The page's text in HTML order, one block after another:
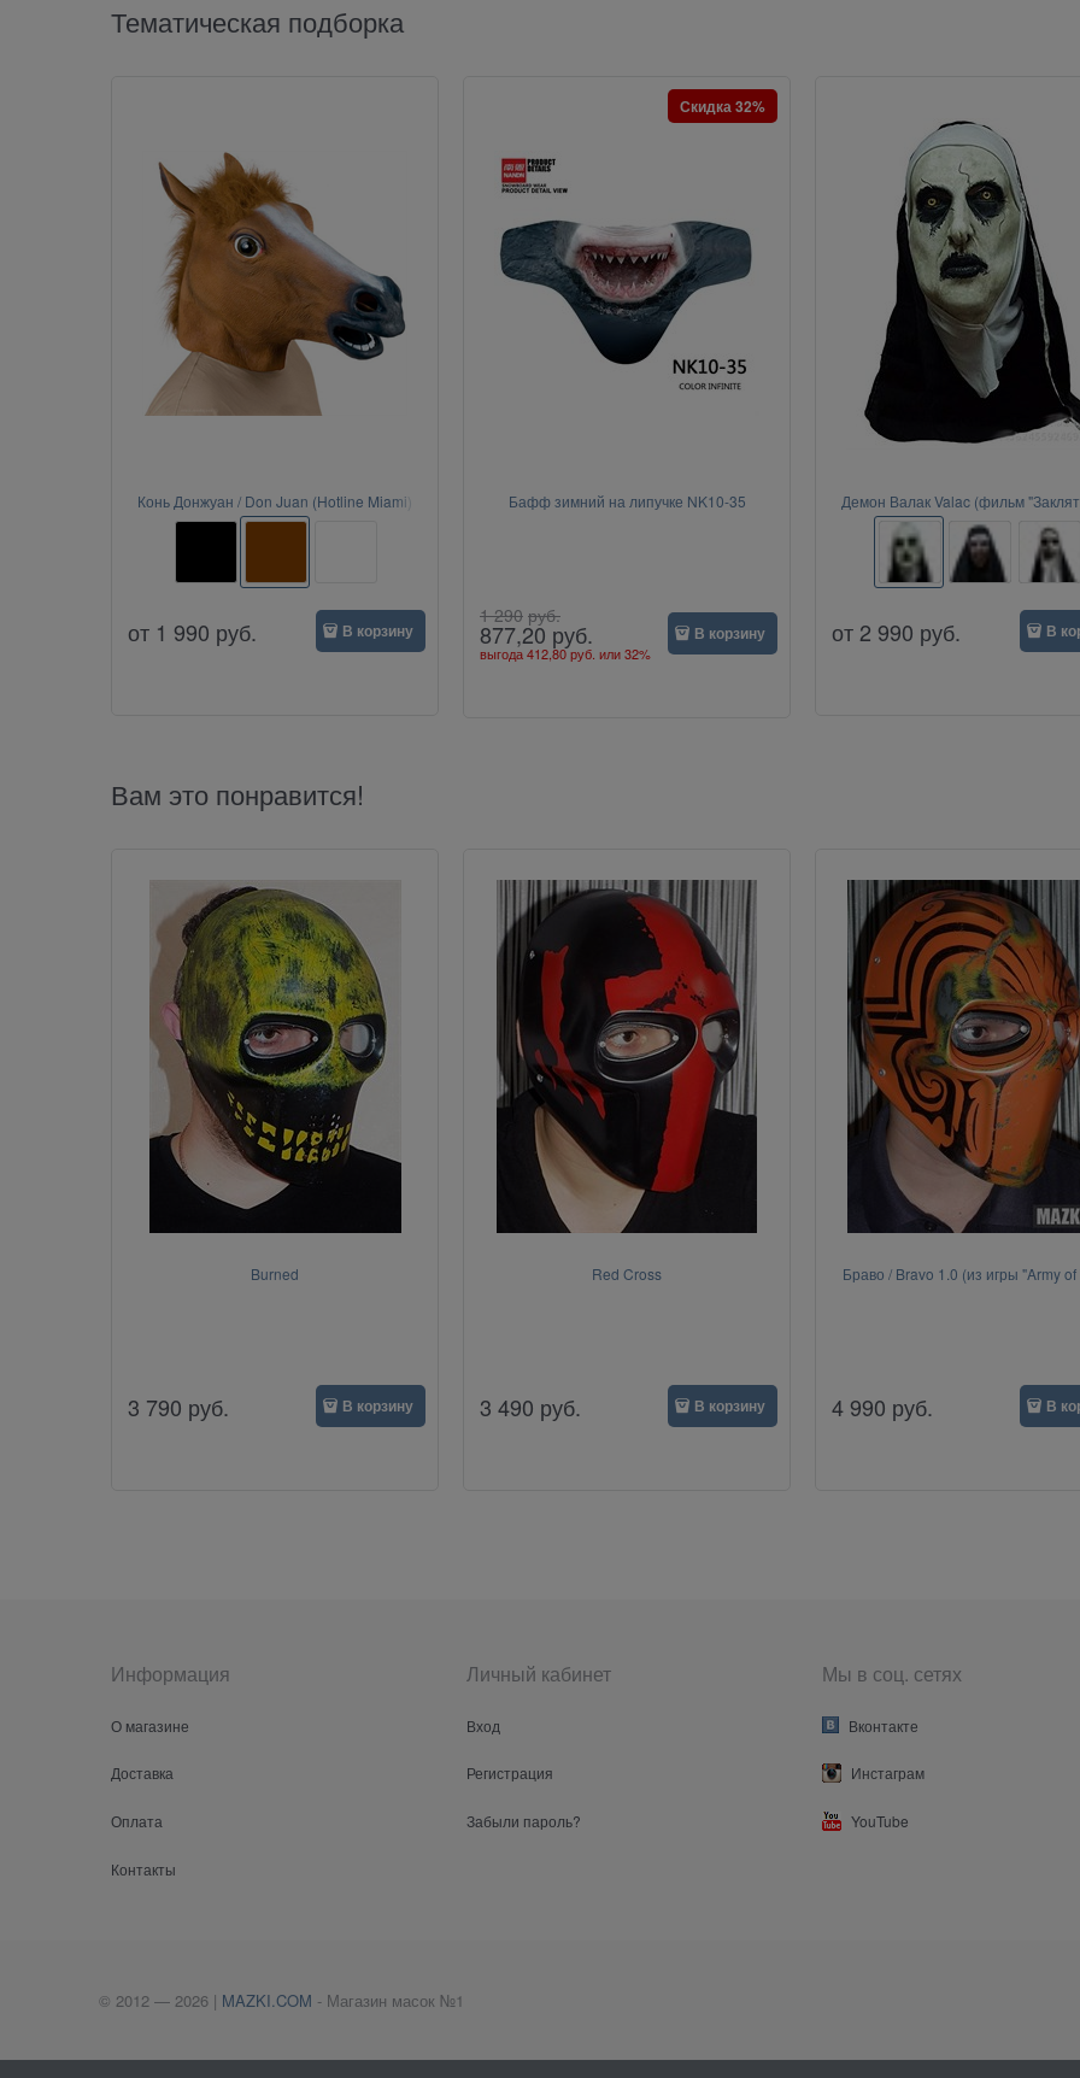
Тематическая подборка
Конь Донжуан / Don Juan (Hotline Miami)
от 1 990 руб. В корзину
Бафф зимний на липучке NK10-35
Скидка 32%
1 290 руб.
877,20 руб.
выгода412,80 руб. или32%
В корзину
Демон Валак Valac (фильм
"Проклятие монахини")
от 2 990 руб. В
Вам это понравится!
Burned
3 790 руб. В корзину
Red Cross
3 490 руб. В корзину
Браво / Bravo 1.0 (из игры "Army of
4 990 руб. В
Информация
О магазине
Доставка
Оплата
Контакты
Личный кабинет
Вход
Регистрация
Забыли пароль?
Мы в соц. сетях
Вконтакте
Инстаграм
YouTube
© 2012 — 2026 | MAZKI.COM - Магазин масок №1